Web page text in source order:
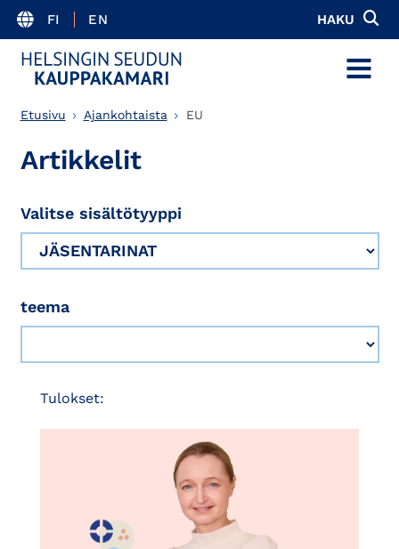
FI EN HAKU
MENU
Etusivu Ajankohtaista EU
Artikkelit
Valitse sisältötyyppi
teema
Tulokset: